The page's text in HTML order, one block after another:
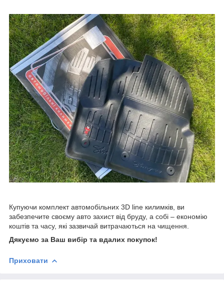
Купуючи комплект автомобільних 3D line килимків, ви
забезпечите своєму авто захист від бруду, а собі – економію
коштів та часу, які зазвичай витрачаються на чищення.
Дякуємо за Ваш вибір та вдалих покупок!
Приховати